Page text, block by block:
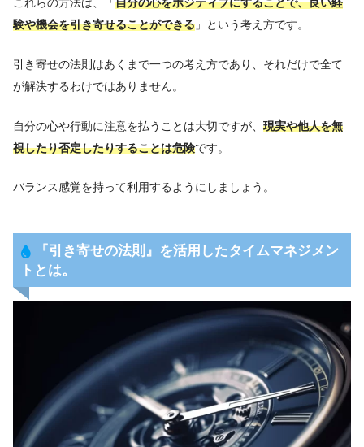
これらの方法は、「 自分の心をポジティブにすることで、良い経
験や機会を引き寄せることができる 」という考え方です。
引き寄せの法則はあくまで一つの考え方であり、それだけで全て
が解決するわけではありません。
自分の心や行動に注意を払うことは大切ですが、 現実や他人を無
視したり否定したりすることは危険です。
バランス感覚を持って利用するようにしましょう。
『引き寄せの法則 』 を活用したタイムマネジメン
トとは。